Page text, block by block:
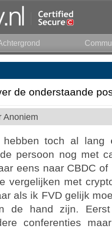
de onderstaande
Anoniem
hebben toch al lang
persoon nog met
eens naar CBDC
vergelijken met
als ik FVD gelijk
de hand zijn.
conferenties